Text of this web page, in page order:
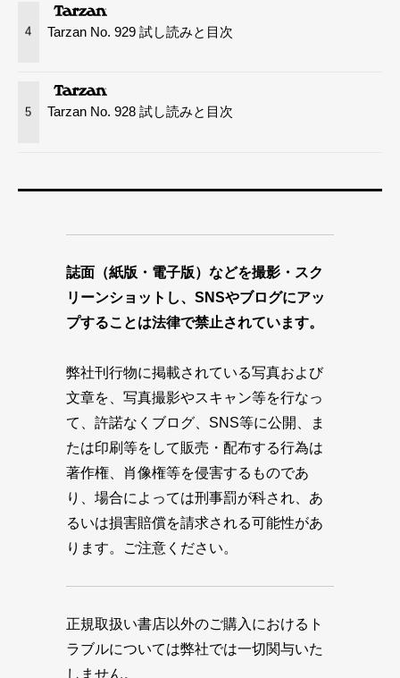
4 Tarzan No. 929 試し読みと目次
5 Tarzan No. 928 試し読みと目次
誌面（紙版・電子版）などを撮影・スク
リーンショットし、SNSやブログにアッ
プすることは法律で禁止されています。
弊社刊行物に掲載されている写真および
文章を、写真撮影やスキャン等を行なっ
て、許諾なくブログ、SNS等に公開、ま
たは印刷等をして販売・配布する行為は
著作権、肖像権等を侵害するものであ
り、場合によっては刑事罰が科され、あ
るいは損害賠償を請求される可能性があ
ります。ご注意ください。
正規取扱い書店以外のご購入におけるト
ラブルについては弊社では一切関与いた
しません。